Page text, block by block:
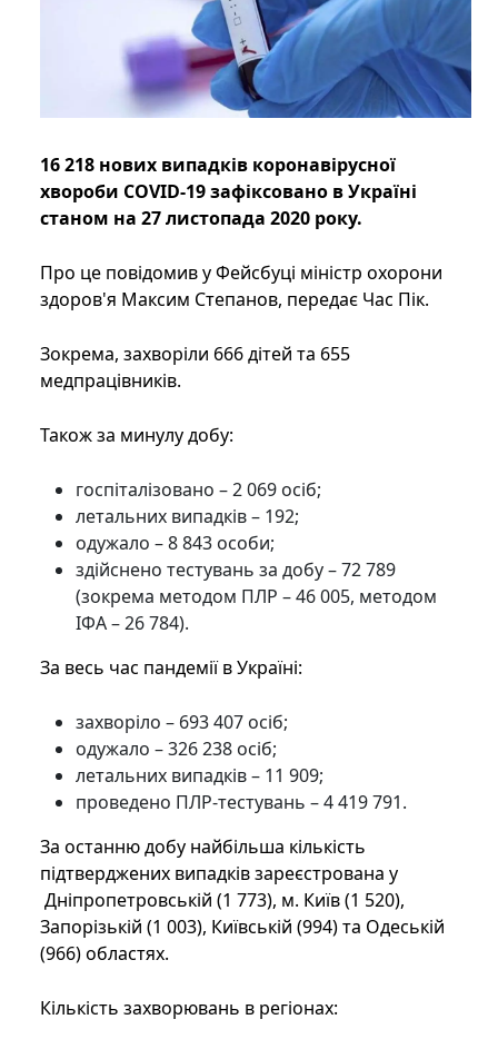
16 218 нових випадків коронавірусної
хвороби COVID-19 зафіксовано в Україні
станом на 27 листопада 2020 року.
Про це повідомив у Фейсбуці міністр охорони
здоров'я Максим Степанов, передає Час Пік.
Зокрема, захворіли 666 дітей та 655
медпрацівників.
Також за минулу добу:
госпіталізовано – 2 069 осіб;
летальних випадків – 192;
одужало – 8 843 особи;
здійснено тестувань за добу – 72 789
(зокрема методом ПЛР – 46 005, методом
ІФА – 26 784).
За весь час пандемії в Україні:
захворіло – 693 407 осіб;
одужало – 326 238 осіб;
летальних випадків – 11 909;
проведено ПЛР-тестувань – 4 419 791.
За останню добу найбільша кількість
підтверджених випадків зареєстрована у
Дніпропетровській (1 773), м. Київ (1 520),
Запорізькій (1 003), Київській (994) та Одеській
(966) областях.
Кількість захворювань в регіонах: